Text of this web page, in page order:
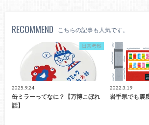
RECOMMEND こちらの記事も人気です。
日常考察
2025.9.24
缶ミラーってなに？【万博こぼれ
話】
2022.3.19
岩手県でも震